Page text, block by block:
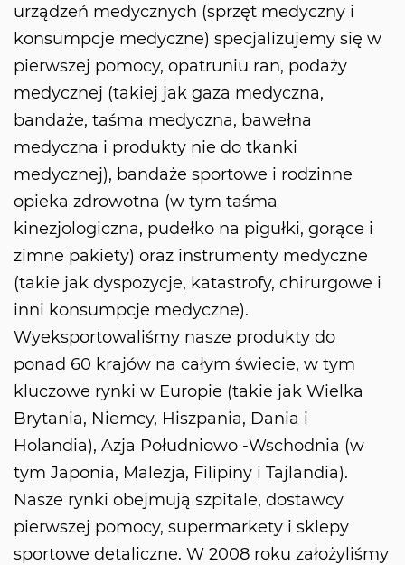
urządzeń medycznych (sprzęt medyczny i
konsumpcje medyczne) specjalizujemy się w
pierwszej pomocy, opatruniu ran, podaży
medycznej (takiej jak gaza medyczna,
bandaże, taśma medyczna, bawełna
medyczna i produkty nie do tkanki
medycznej), bandaże sportowe i rodzinne
opieka zdrowotna (w tym taśma
kinezjologiczna, pudełko na pigułki, gorące i
zimne pakiety) oraz instrumenty medyczne
(takie jak dyspozycje, katastrofy, chirurgowe i
inni konsumpcje medyczne).
Wyeksportowaliśmy nasze produkty do
ponad 60 krajów na całym świecie, w tym
kluczowe rynki w Europie (takie jak Wielka
Brytania, Niemcy, Hiszpania, Dania i
Holandia), Azja Południowo -Wschodnia (w
tym Japonia, Malezja, Filipiny i Tajlandia).
Nasze rynki obejmują szpitale, dostawcy
pierwszej pomocy, supermarkety i sklepy
sportowe detaliczne. W 2008 roku założyliśmy